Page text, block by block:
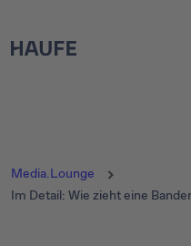
Media.Lounge
Im Detail: Wie zieht eine